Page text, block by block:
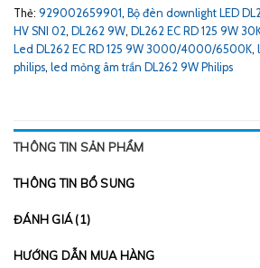
Thẻ: 929002659901, Bộ đèn downlight LED
HV SNI 02, DL262 9W, DL262 EC RD 125 9W
Led DL262 EC RD 125 9W 3000/4000/6500K,
philips, led mỏng âm trần DL262 9W Philips
THÔNG TIN SẢN PHẨM
THÔNG TIN BỔ SUNG
ĐÁNH GIÁ (1)
HƯỚNG DẪN MUA HÀNG